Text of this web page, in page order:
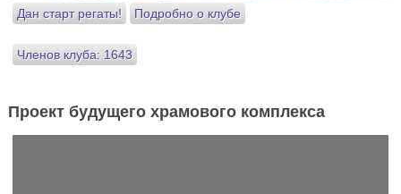
Дан старт регаты! Подробно о клубе
Членов клуба: 1643
Проект будущего храмового комплекса